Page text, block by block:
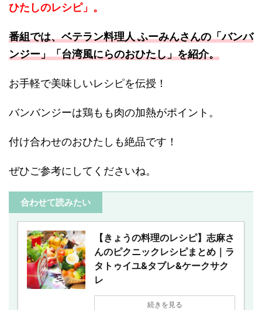
ひたしのレシピ」。
番組では、ベテラン料理人 ふーみんさんの「バンバ
ンジー」「台湾風にらのおひたし」を紹介。
お手軽で美味しいレシピを伝授！
バンバンジーは鶏もも肉の加熱がポイント。
付け合わせのおひたしも絶品です！
ぜひご参考にしてくださいね。
合わせて読みたい
【きょうの料理のレシピ】志麻さ
んのピクニックレシピまとめ｜ラ
タトゥイユ&タブレ&ケークサク
レ
続きを見る